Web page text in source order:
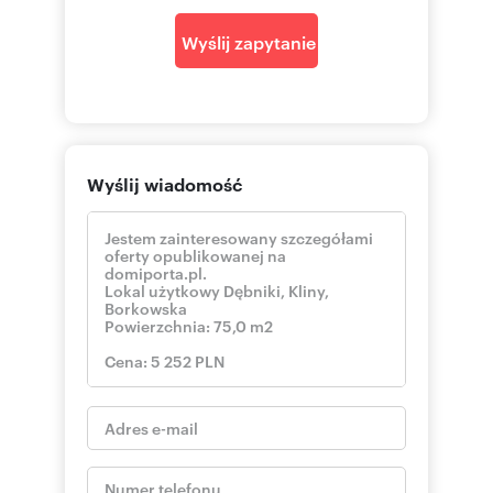
1x kuchenka mikrofalowa
1x okap, wentylacja
1x regał magazynowy mały
3x butla gazowa
Garnki gastronomiczne małe oraz duże
Patelnie
Przybory gastronomiczne
Szczegółowe informacje:
Dariusz Zieliński
503
pokaż telefon
::DODATKOWE INFORMACJE
Kategoria oferty: Mieszkania dla rodzin z
dziećmi
Rodzaj budynku: blok
Dozór budynku: możliwy
Wyślij zapytanie
Wyślij wiadomość